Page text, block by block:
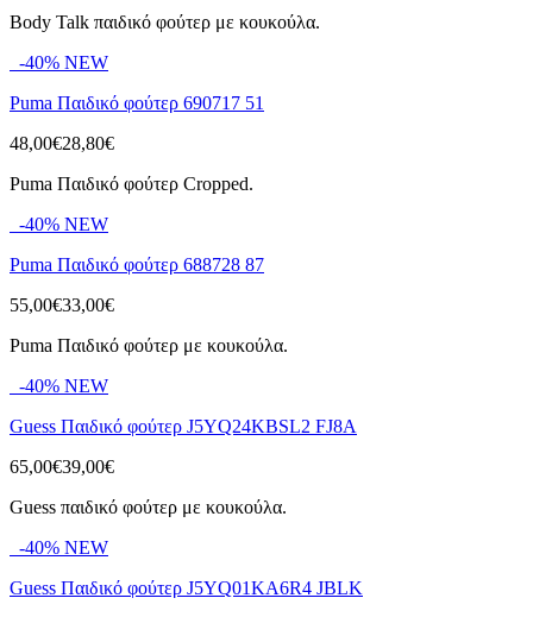
Body Talk παιδικό φούτερ με κουκούλα.
-40% NEW
Puma Παιδικό φούτερ 690717 51
48,00€28,80€
Puma Παιδικό φούτερ Cropped.
-40% NEW
Puma Παιδικό φούτερ 688728 87
55,00€33,00€
Puma Παιδικό φούτερ με κουκούλα.
-40% NEW
Guess Παιδικό φούτερ J5YQ24KBSL2 FJ8A
65,00€39,00€
Guess παιδικό φούτερ με κουκούλα.
-40% NEW
Guess Παιδικό φούτερ J5YQ01KA6R4 JBLK